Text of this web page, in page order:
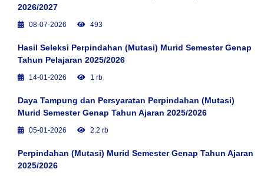
2026/2027
08-07-2026 493
Hasil Seleksi Perpindahan (Mutasi) Murid Semester Genap
Tahun Pelajaran 2025/2026
14-01-2026 1 rb
Daya Tampung dan Persyaratan Perpindahan (Mutasi)
Murid Semester Genap Tahun Ajaran 2025/2026
05-01-2026 2.2 rb
Perpindahan (Mutasi) Murid Semester Genap Tahun Ajaran
2025/2026